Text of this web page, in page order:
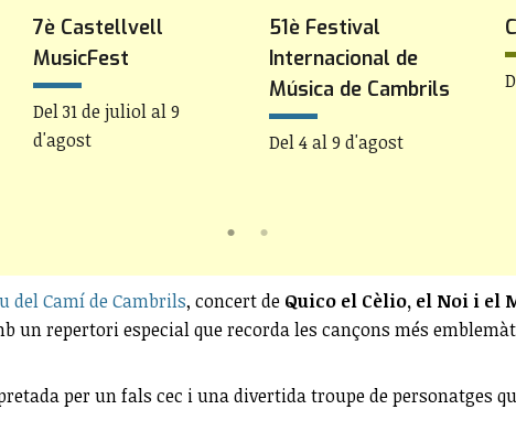
7è Castellvell
MusicFest
Del 31 de juliol al 9
d'agost
51è Festival
Internacional de
Música de Cambrils
Del 4 al 9 d'agost
del Camí de Cambrils, concert de Quico el Cèlio, el Noi i el
un repertori especial que recorda les cançons més
per un fals cec i una divertida troupe de personatges